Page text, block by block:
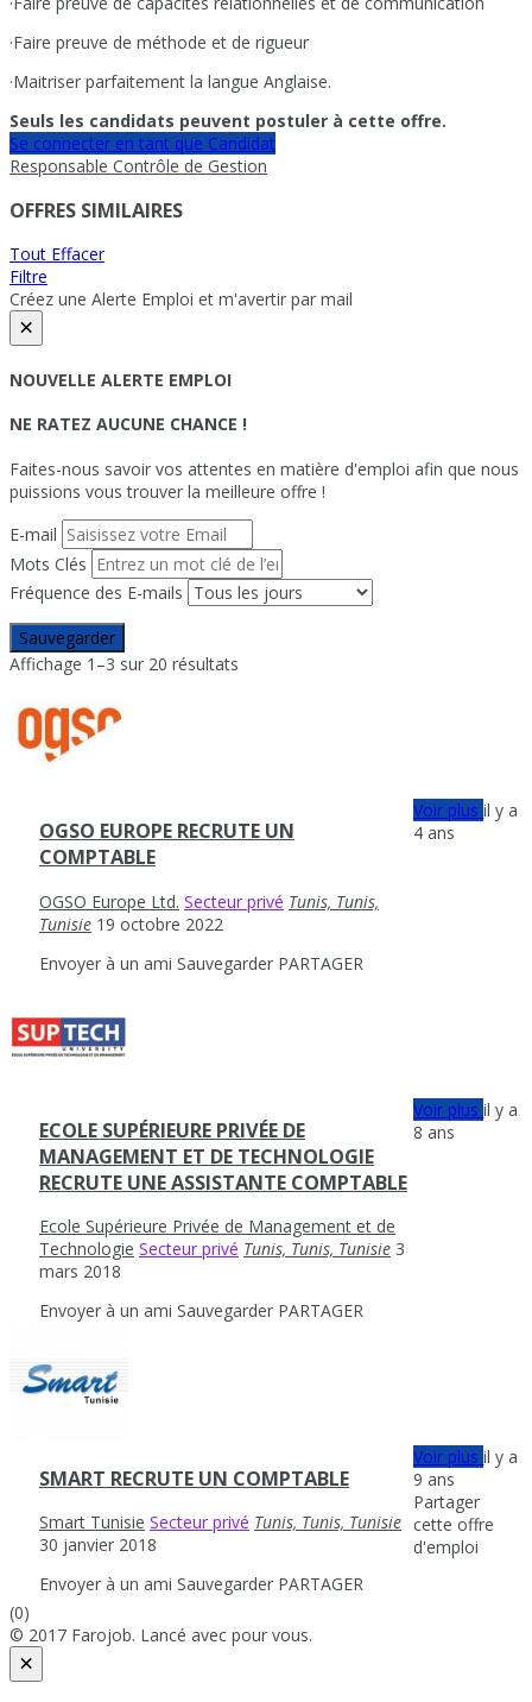
·Faire preuve de méthode et de rigueur
·Maitriser parfaitement la langue Anglaise.
Seuls les candidats peuvent postuler à cette offre.
Se connecter en tant que Candidat
Responsable Contrôle de Gestion
OFFRES SIMILAIRES
Tout Effacer
Filtre
Créez une Alerte Emploi et m'avertir par mail
×
NOUVELLE ALERTE EMPLOI
NE RATEZ AUCUNE CHANCE !
Faites-nous savoir vos attentes en matière d'emploi afin que nous
puissions vous trouver la meilleure offre !
E-mail
Mots Clés
Fréquence des E-mails
Sauvegarder
Affichage 1–3 sur 20 résultats
OGSO EUROPE RECRUTE UN
COMPTABLE
OGSO Europe Ltd. Secteur privé Tunis, Tunis,
Tunisie 19 octobre 2022
Envoyer à un ami Sauvegarder PARTAGER
Voir plusil y a
4 ans
ECOLE SUPÉRIEURE PRIVÉE DE
MANAGEMENT ET DE TECHNOLOGIE
RECRUTE UNE ASSISTANTE COMPTABLE
Ecole Supérieure Privée de Management et de
Technologie Secteur privé Tunis, Tunis, Tunisie 3
mars 2018
Envoyer à un ami Sauvegarder PARTAGER
Voir plusil y a
8 ans
SMART RECRUTE UN COMPTABLE
Smart Tunisie Secteur privé Tunis, Tunis, Tunisie
30 janvier 2018
Envoyer à un ami Sauvegarder PARTAGER
Voir plusil y a
9 ans
Partager
cette offre
d'emploi
(0)
© 2017 Farojob. Lancé avec pour vous.
×